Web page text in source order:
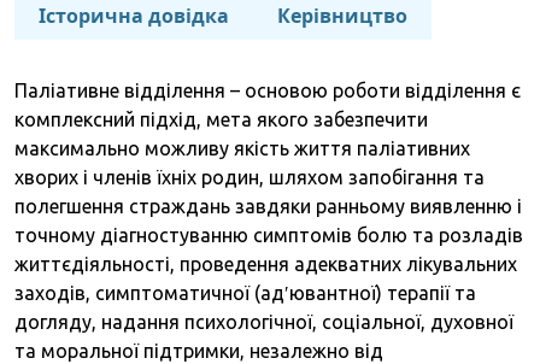
Історична довідка
Керівництво
Паліативне відділення – основою роботи відділення є
комплексний підхід, мета якого забезпечити
максимально можливу якість життя паліативних
хворих і членів їхніх родин, шляхом запобігання та
полегшення страждань завдяки ранньому виявленню і
точному діагностуванню симптомів болю та розладів
життєдіяльності, проведення адекватних лікувальних
заходів, симптоматичної (ад′ювантної) терапії та
догляду, надання психологічної, соціальної, духовної
та моральної підтримки, незалежно від